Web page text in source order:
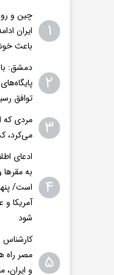
۱
چین و
ایران
باعث
۲
دمشق:
توافق
۳
مردی که
می‌کرد،
۴
ادعای
به
است/
آمریکا
شود
۵
کارشناس
مصر راه
و ایران،